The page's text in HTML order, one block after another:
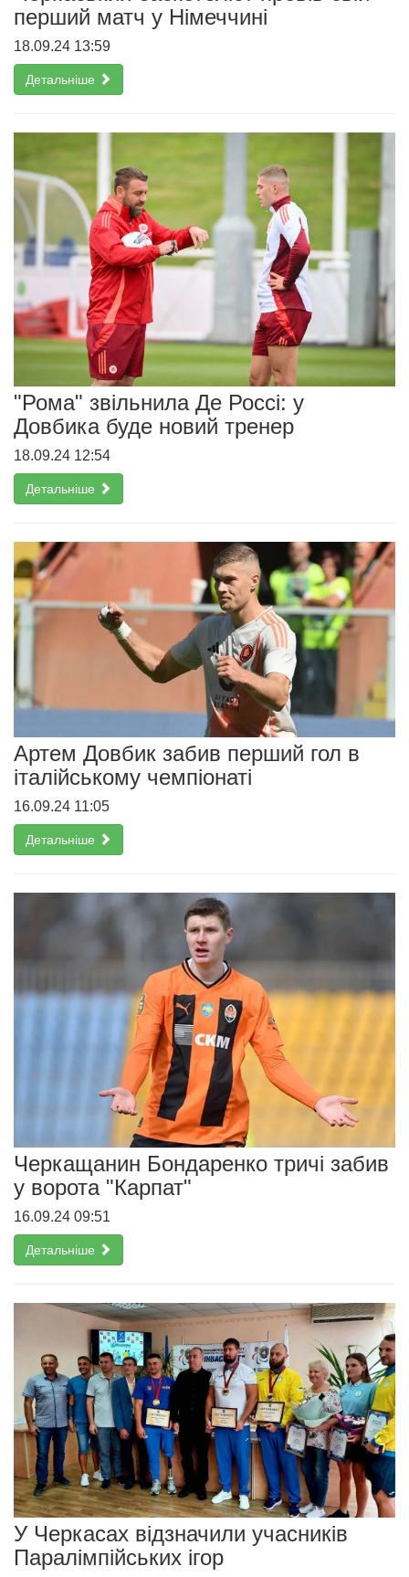
перший матч у Німеччині
18.09.24 13:59
Детальніше
"Рома" звільнила Де Россі: у
Довбика буде новий тренер
18.09.24 12:54
Детальніше
Артем Довбик забив перший гол в
італійському чемпіонаті
16.09.24 11:05
Детальніше
Черкащанин Бондаренко тричі забив
у ворота "Карпат"
16.09.24 09:51
Детальніше
У Черкасах відзначили учасників
Паралімпійських ігор